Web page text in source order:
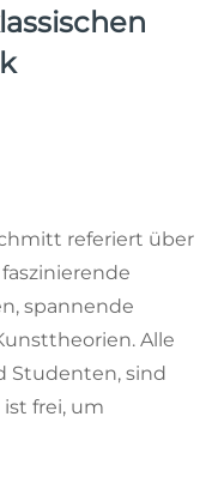
referiert über
spannende
Alle
Studenten, sind
frei, um